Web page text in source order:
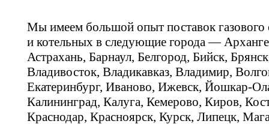
Мы имеем большой опыт поставок газового
и котельных в следующие города —
Астрахань, Барнаул, Белгород, Бийск,
Владивосток, Владикавказ, Владимир,
Екатеринбург, Иваново, Ижевск, Йошкар-
Калининград, Калуга, Кемерово, Киров,
Краснодар, Красноярск, Курск, Липецк,